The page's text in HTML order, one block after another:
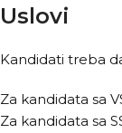
Uslovi
Kandidati treba
Za kandidata sa
Za kandidata sa